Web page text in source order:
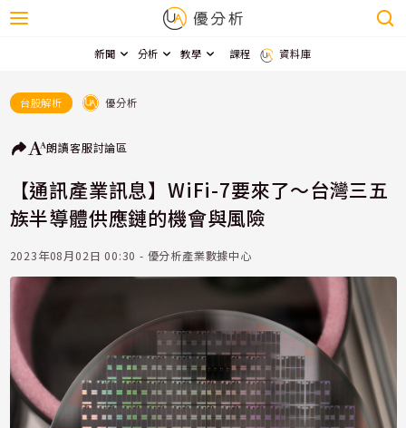
新聞 分析 教學 課程 資料庫
台股解析 優分析
朗讀客服討論區
【通訊產業訊息】WiFi-7要來了～台灣三五
族半導體供應鏈的機會與風險
2023年08月02日 00:30 - 優分析產業數據中心